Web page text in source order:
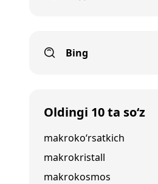
Bing
Oldingi 10 ta so‘z
makroko‘rsatkich
makrokristall
makrokosmos